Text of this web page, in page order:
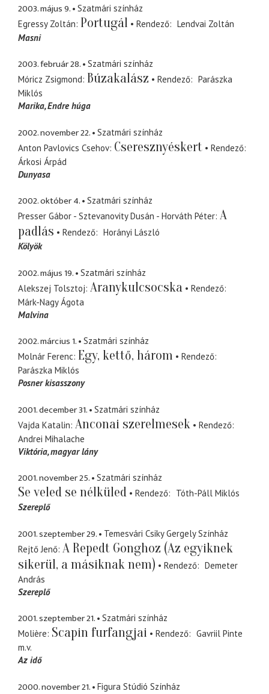
2003. május 9.
Szatmári színház
Egressy Zoltán Portugál Rendező
Lendvai Zoltán
Masni
2003. február 28.
Szatmári színház
Móricz Zsigmond Búzakalász Rendező
Parászka
Miklós
Marika Endre húga
2002. november 22.
Szatmári színház
Anton Pavlovics Csehov Cseresznyéskert
Rendező
Árkosi Árpád
Dunyasa
2002. október 4.
Szatmári színház
Presser Gábor - Sztevanovity Dusán - Horváth Péter A
padlás
Rendező
Horányi László
Kölyök
2002. május 19.
Szatmári színház
Alekszej Tolsztoj Aranykulcsocska
Rendező
Márk-Nagy Ágota
Malvina
2002. március 1.
Szatmári színház
Molnár Ferenc Egy, kettő, három
Rendező
Parászka Miklós
Posner kisasszony
2001. december 31.
Szatmári színház
Vajda Katalin Anconai szerelmesek
Rendező
Andrei Mihalache
Viktória magyar lány
2001. november 25. Szatmári színház
Se veled se nélküled Rendező
Tóth-Páll Miklós
Szereplő
2001. szeptember 29.
Temesvári Csiky Gergely Színház
Rejtő Jenő A Repedt Gonghoz (Az egyiknek
sikerül, a másiknak nem)
Rendező
Demeter
András
Szereplő
2001. szeptember 21.
Szatmári színház
Molière Scapin furfangjai Rendező
Gavriil Pinte
m.v.
Az idő
2000. november 21. Figura Stúdió Színház